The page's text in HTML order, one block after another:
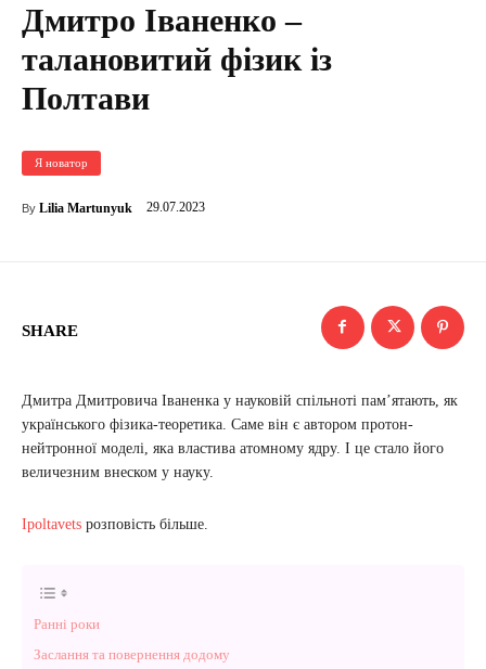
Дмитро Іваненко –
талановитий фізик із
Полтави
Я новатор
By Lilia Martunyuk 29.07.2023
SHARE
Дмитра Дмитровича Іваненка у науковій спільноті пам’ятають, як
українського фізика-теоретика. Саме він є автором протон-
нейтронної моделі, яка властива атомному ядру. І це стало його
величезним внеском у науку.
Ipoltavets розповість більше.
Ранні роки
Заслання та повернення додому